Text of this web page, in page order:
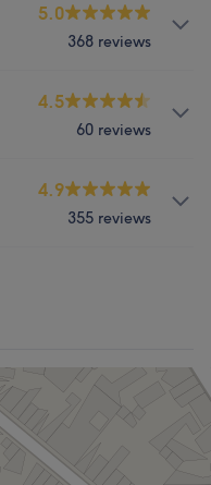
5.0
368 reviews
4.5
60 reviews
4.9
355 reviews
20 Vakkundig